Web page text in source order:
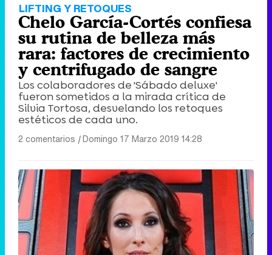
LIFTING Y RETOQUES
Chelo García-Cortés confiesa
su rutina de belleza más
rara: factores de crecimiento
y centrifugado de sangre
Los colaboradores de 'Sábado deluxe'
fueron sometidos a la mirada crítica de
Silvia Tortosa, desvelando los retoques
estéticos de cada uno.
2 comentarios |Domingo 17 Marzo 2019 14:28